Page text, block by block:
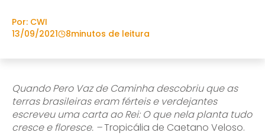
Por: CWI
13/09/2021
8minutos de leitura
Quando Pero Vaz de Caminha descobriu que as
terras brasileiras eram férteis e verdejantes
escreveu uma carta ao Rei: O que nela planta tudo
cresce e floresce. –Tropicália de Caetano Veloso.